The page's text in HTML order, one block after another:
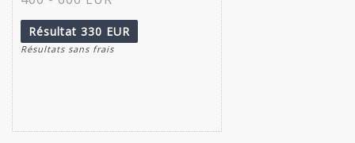
Résultat 330 EUR
Résultats sans frais